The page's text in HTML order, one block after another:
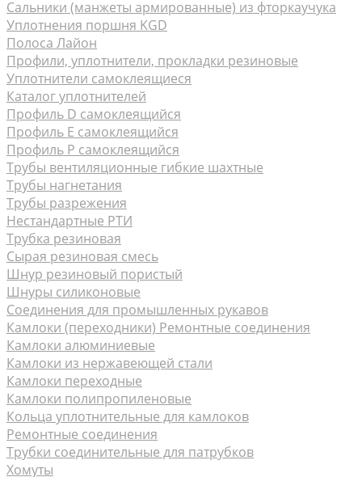
Сальники (манжеты армированные) из фторкаучука
Уплотнения поршня KGD
Полоса Лайон
Профили, уплотнители, прокладки резиновые
Уплотнители самоклеящиеся
Каталог уплотнителей
Профиль D самоклеящийся
Профиль Е самоклеящийся
Профиль P самоклеящийся
Трубы вентиляционные гибкие шахтные
Трубы нагнетания
Трубы разрежения
Нестандартные РТИ
Трубка резиновая
Сырая резиновая смесь
Шнур резиновый пористый
Шнуры силиконовые
Соединения для промышленных рукавов
Камлоки (переходники) Ремонтные соединения
Камлоки алюминиевые
Камлоки из нержавеющей стали
Камлоки переходные
Камлоки полипропиленовые
Кольца уплотнительные для камлоков
Ремонтные соединения
Трубки соединительные для патрубков
Хомуты